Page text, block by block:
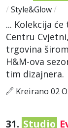
/ Style&Glow/
... Kolekcija
Centru
trgovina
H&M-ova
tim dizajnera.
Kreirano 02
31. Studio